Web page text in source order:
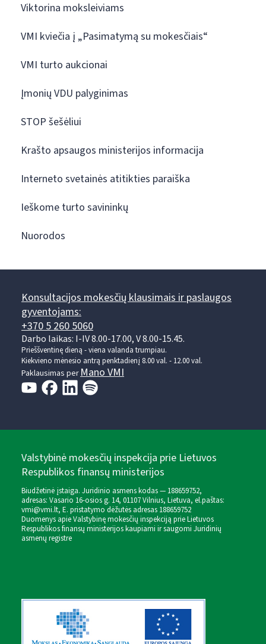
Viktorina moksleiviams
VMI kviečia į „Pasimatymą su mokesčiais“
VMI turto aukcionai
Įmonių VDU palyginimas
STOP šešėliui
Krašto apsaugos ministerijos informacija
Interneto svetainės atitikties paraiška
Ieškome turto savininkų
Nuorodos
Konsultacijos mokesčių klausimais ir paslaugos
gyventojams:
+370 5 260 5060
Darbo laikas: I-IV 8.00-17.00, V 8.00-15.45.
Prieššventinę dieną - viena valanda trumpiau.
Kiekvieno mėnesio antrą penktadienį 8.00 val. - 12.00 val.
Paklausimas perMano VMI
Valstybinė mokesčių inspekcija prie Lietuvos
Respublikos finansų ministerijos
Biudžetinė įstaiga. Juridinio asmens kodas — 188659752,
adresas: Vasario 16-osios g. 14, 01107 Vilnius, Lietuva, el.paštas:
vmi@vmi.lt, E. pristatymo dėžutės adresas 188659752
Duomenys apie Valstybinę mokesčių inspekciją prie Lietuvos
Respublikos finansų ministerijos kaupiami ir saugomi Juridinių
asmenų registre